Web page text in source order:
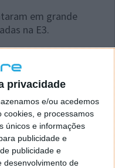
privacidade
e/ou acedemos
cookies, e processamos
únicos e informações
publicidade e
publicidade e
desenvolvimento de
em grande
na E3.